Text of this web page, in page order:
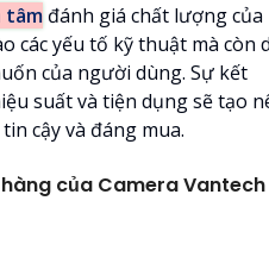
tâm đánh giá chất lượng của
các yếu tố kỹ thuật mà còn
của người dùng. Sự kết
suất và tiện dụng sẽ tạo
cậy và đáng mua.
của Camera Vantech